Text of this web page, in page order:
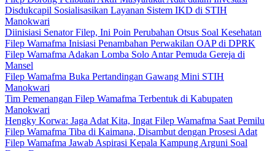
Disdukcapil Sosialisasikan Layanan Sistem IKD di STIH
Manokwari
Diinisiasi Senator Filep, Ini Poin Perubahan Otsus Soal Kesehatan
Filep Wamafma Inisiasi Penambahan Perwakilan OAP di DPRK
Filep Wamafma Adakan Lomba Solo Antar Pemuda Gereja di
Mansel
Filep Wamafma Buka Pertandingan Gawang Mini STIH
Manokwari
Tim Pemenangan Filep Wamafma Terbentuk di Kabupaten
Manokwari
Hengky Korwa: Jaga Adat Kita, Ingat Filep Wamafma Saat Pemilu
Filep Wamafma Tiba di Kaimana, Disambut dengan Prosesi Adat
Filep Wamafma Jawab Aspirasi Kepala Kampung Arguni Soal